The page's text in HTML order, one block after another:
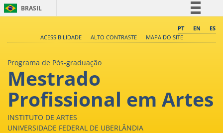
BRASIL
Comunica BR
Canais
PT EN
ES
ACESSIBILIDADE
ALTO CONTRASTE MAPA DO SITE
Programa de Pós-graduação
Mestrado
Profissional em Artes
INSTITUTO DE ARTES
UNIVERSIDADE FEDERAL DE UBERLÂNDIA